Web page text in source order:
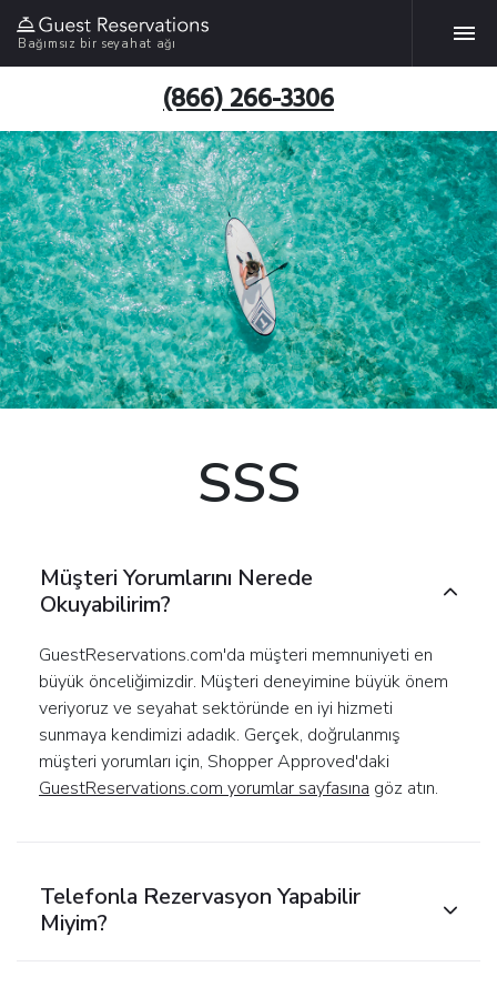
Bağımsız bir seyahat ağı
(866) 266-3306
SSS
Müşteri Yorumlarını Nerede
Okuyabilirim?
GuestReservations.com'da müşteri memnuniyeti en
büyük önceliğimizdir. Müşteri deneyimine büyük önem
veriyoruz ve seyahat sektöründe en iyi hizmeti
sunmaya kendimizi adadık. Gerçek, doğrulanmış
müşteri yorumları için, Shopper Approved'daki
GuestReservations.com yorumlar sayfasına göz atın.
Telefonla Rezervasyon Yapabilir
Miyim?